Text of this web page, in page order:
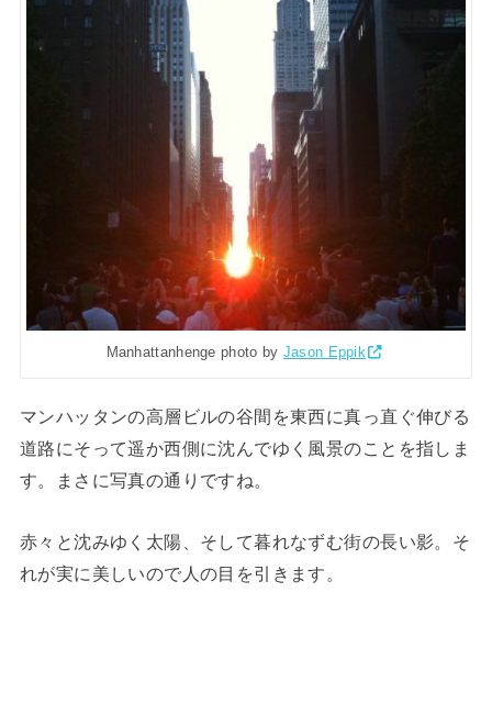
Manhattanhenge photo by Jason Eppik
マンハッタンの高層ビルの谷間を東西に真っ直ぐ伸びる
道路にそって遥か西側に沈んでゆく風景のことを指しま
す。まさに写真の通りですね。
赤々と沈みゆく太陽、そして暮れなずむ街の長い影。そ
れが実に美しいので人の目を引きます。